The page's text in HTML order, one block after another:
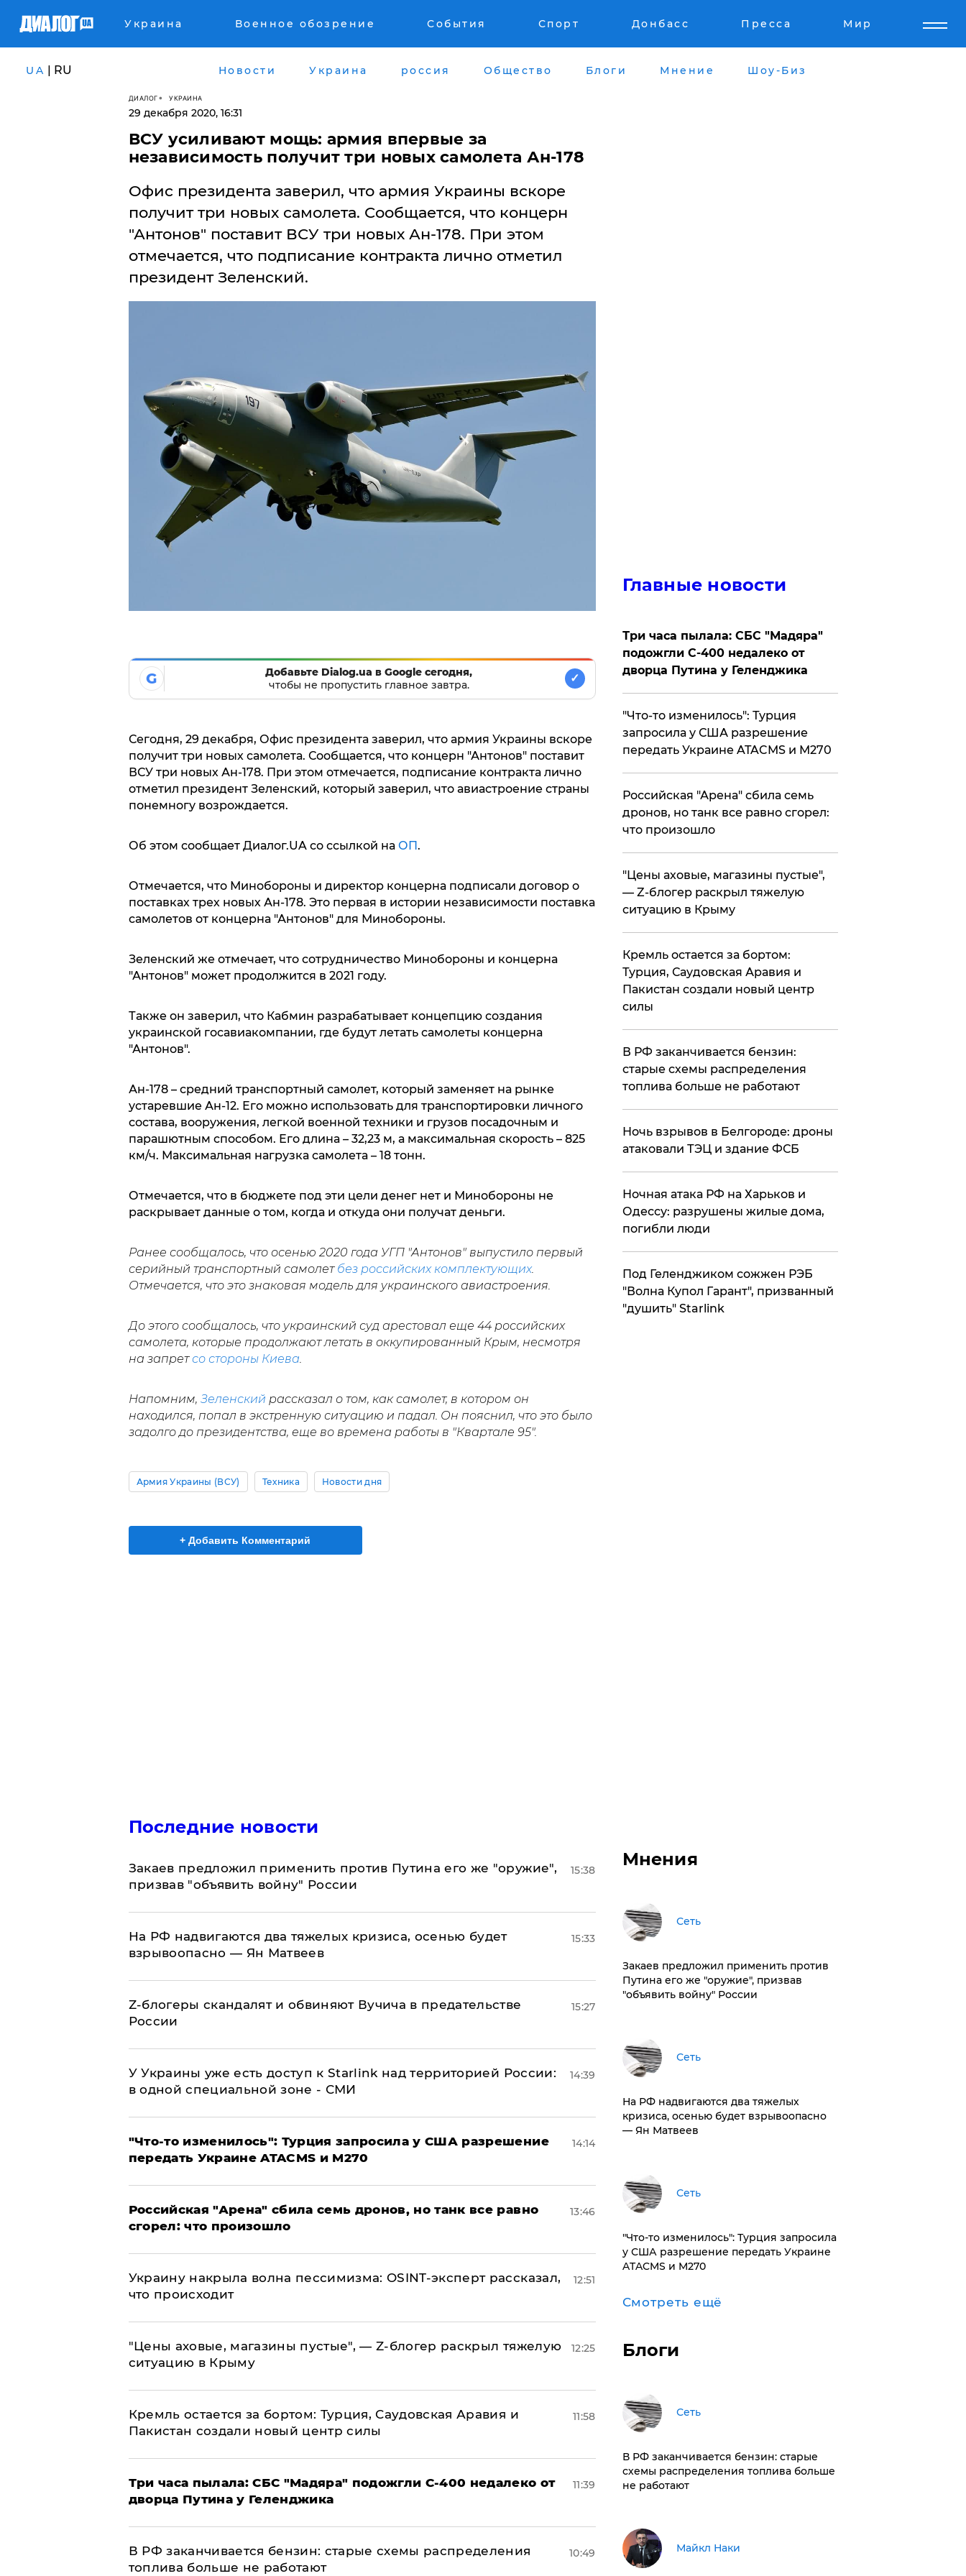
Украина Военное обозрение События Спорт Донбасс Пресса Мир
UA | RU Новости Украина россия Общество Блоги Мнение Шоу-Биз
ДИАЛОГ УКРАИНА
29 декабря 2020, 16:31
ВСУ усиливают мощь: армия впервые за
независимость получит три новых самолета Ан-178
Офис президента заверил, что армия Украины вскоре
получит три новых самолета. Сообщается, что концерн
"Антонов" поставит ВСУ три новых Ан-178. При этом
отмечается, что подписание контракта лично отметил
президент Зеленский.
G
Добавьте Dialog.ua в Google сегодня,
чтобы не пропустить главное завтра.
✓
Сегодня, 29 декабря, Офис президента заверил, что армия Украины вскоре
получит три новых самолета. Сообщается, что концерн "Антонов" поставит
ВСУ три новых Ан-178. При этом отмечается, подписание контракта лично
отметил президент Зеленский, который заверил, что авиастроение страны
понемногу возрождается.
Об этом сообщает Диалог.UA со ссылкой на ОП.
Отмечается, что Минобороны и директор концерна подписали договор о
поставках трех новых Ан-178. Это первая в истории независимости поставка
самолетов от концерна "Антонов" для Минобороны.
Зеленский же отмечает, что сотрудничество Минобороны и концерна
"Антонов" может продолжится в 2021 году.
Также он заверил, что Кабмин разрабатывает концепцию создания
украинской госавиакомпании, где будут летать самолеты концерна
"Антонов".
Ан-178 – средний транспортный самолет, который заменяет на рынке
устаревшие Ан-12. Его можно использовать для транспортировки личного
состава, вооружения, легкой военной техники и грузов посадочным и
парашютным способом. Его длина – 32,23 м, а максимальная скорость – 825
км/ч. Максимальная нагрузка самолета – 18 тонн.
Отмечается, что в бюджете под эти цели денег нет и Минобороны не
раскрывает данные о том, когда и откуда они получат деньги.
Ранее сообщалось, что осенью 2020 года УГП "Антонов" выпустило первый
серийный транспортный самолет без российских комплектующих.
Отмечается, что это знаковая модель для украинского авиастроения.
До этого сообщалось, что украинский суд арестовал еще 44 российских
самолета, которые продолжают летать в оккупированный Крым, несмотря
на запретсо стороны Киева
Напомним, Зеленский рассказал о том, как самолет, в котором он
находился, попал в экстренную ситуацию и падал. Он пояснил, что это было
задолго до президентства, еще во времена работы в "Квартале 95".
Армия Украины (ВСУ) Техника Новости дня
+ Добавить Комментарий
Последние новости
Закаев предложил применить против Путина его же "оружие",
призвав "объявить войну" России
15:38
На РФ надвигаются два тяжелых кризиса, осенью будет
взрывоопасно — Ян Матвеев
15:33
Z-блогеры скандалят и обвиняют Вучича в предательстве
России
15:27
У Украины уже есть доступ к Starlink над территорией России:
в одной специальной зоне - СМИ
14:39
​"Что-то изменилось": Турция запросила у США разрешение
передать Украине ATACMS и M270
14:14
​Российская "Арена" сбила семь дронов, но танк все равно
сгорел: что произошло
13:46
​Украину накрыла волна пессимизма: OSINT-эксперт рассказал,
что происходит
12:51
​"Цены аховые, магазины пустые", — Z-блогер раскрыл тяжелую
ситуацию в Крыму
12:25
​Кремль остается за бортом: Турция, Саудовская Аравия и
Пакистан создали новый центр силы
11:58
Три часа пылала: СБС "Мадяра" подожгли С-400 недалеко от
дворца Путина у Геленджика
11:39
​В РФ заканчивается бензин: старые схемы распределения
топлива больше не работают
10:49
Главные новости
Три часа пылала: СБС "Мадяра"
подожгли С-400 недалеко от
дворца Путина у Геленджика
​"Что-то изменилось": Турция
запросила у США разрешение
передать Украине ATACMS и M270
​Российская "Арена" сбила семь
дронов, но танк все равно сгорел:
что произошло
​"Цены аховые, магазины пустые",
— Z-блогер раскрыл тяжелую
ситуацию в Крыму
​Кремль остается за бортом:
Турция, Саудовская Аравия и
Пакистан создали новый центр
силы
​В РФ заканчивается бензин:
старые схемы распределения
топлива больше не работают
​Ночь взрывов в Белгороде: дроны
атаковали ТЭЦ и здание ФСБ
​Ночная атака РФ на Харьков и
Одессу: разрушены жилые дома,
погибли люди
Под Геленджиком сожжен РЭБ
"Волна Купол Гарант", призванный
"душить" Starlink
Мнения
Сеть
Закаев предложил применить против
Путина его же "оружие", призвав
"объявить войну" России
Сеть
На РФ надвигаются два тяжелых
кризиса, осенью будет взрывоопасно
— Ян Матвеев
Сеть
​"Что-то изменилось": Турция запросила
у США разрешение передать Украине
ATACMS и M270
Смотреть ещё
Блоги
Сеть
​В РФ заканчивается бензин: старые
схемы распределения топлива больше
не работают
Майкл Наки